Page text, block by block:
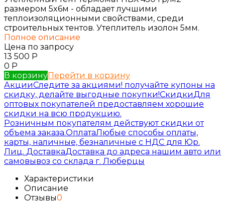
размером 5x6м - обладает лучшими
теплоизоляционными свойствами, среди
строительных тентов. Утеплитель изолон 5мм.
Полное описание
Цена по запросу
13 500 Р
0 Р
В корзинуПерейти в корзину
АкцииСледите за акциями! получайте купоны на
скидку, делайте выгодные покупки!СкидкиДля
оптовых покупателей предоставляем хорошие
скидки на всю продукцию.
Розничным покупателям действуют скидки от
объема заказа.ОплатаЛюбые способы оплаты,
карты, наличные, безналичные с НДС для Юр.
Лиц. ДоставкаДоставка до адреса нашим авто или
самовывоз со склада г. Люберцы
Характеристики
Описание
Отзывы0